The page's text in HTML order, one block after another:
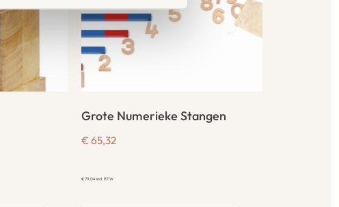
Grote Numerieke Stangen
€ 65,32
€79,04incl. BTW